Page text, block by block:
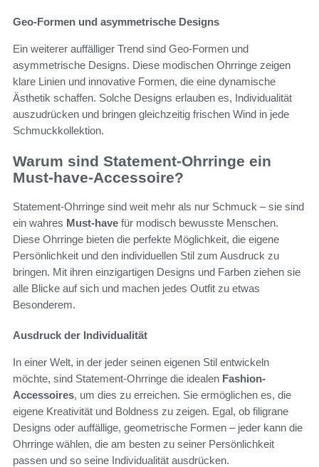
Geo-Formen und asymmetrische Designs
Ein weiterer auffälliger Trend sind Geo-Formen und
asymmetrische Designs. Diese modischen Ohrringe zeigen
klare Linien und innovative Formen, die eine dynamische
Ästhetik schaffen. Solche Designs erlauben es, Individualität
auszudrücken und bringen gleichzeitig frischen Wind in jede
Schmuckkollektion.
Warum sind Statement-Ohrringe ein
Must-have-Accessoire?
Statement-Ohrringe sind weit mehr als nur Schmuck – sie sind
ein wahres Must-have für modisch bewusste Menschen.
Diese Ohrringe bieten die perfekte Möglichkeit, die eigene
Persönlichkeit und den individuellen Stil zum Ausdruck zu
bringen. Mit ihren einzigartigen Designs und Farben ziehen sie
alle Blicke auf sich und machen jedes Outfit zu etwas
Besonderem.
Ausdruck der Individualität
In einer Welt, in der jeder seinen eigenen Stil entwickeln
möchte, sind Statement-Ohrringe die idealen Fashion-
Accessoires, um dies zu erreichen. Sie ermöglichen es, die
eigene Kreativität und Boldness zu zeigen. Egal, ob filigrane
Designs oder auffällige, geometrische Formen – jeder kann die
Ohrringe wählen, die am besten zu seiner Persönlichkeit
passen und so seine Individualität ausdrücken.